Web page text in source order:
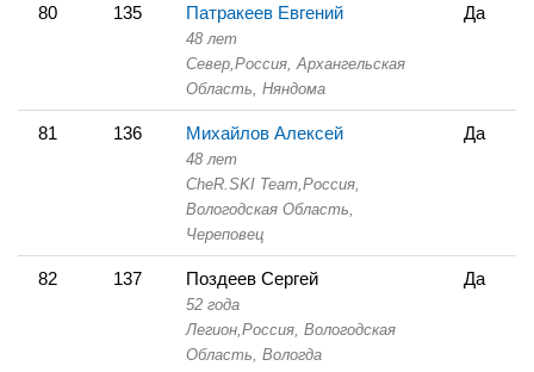
80 135 Патракеев Евгений
48 лет
Север, Россия, Архангельская
Область, Няндома
Да
81 136 Михайлов Алексей
48 лет
CheR.SKI Team, Россия,
Вологодская Область,
Череповец
Да
82 137 Поздеев Сергей
52 года
Легион, Россия, Вологодская
Область, Вологда
Да